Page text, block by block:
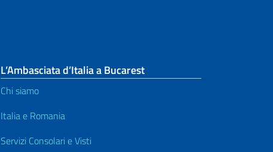
L’Ambasciata d’Italia a Bucarest
Chi siamo
Italia e Romania
Servizi Consolari e Visti